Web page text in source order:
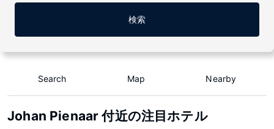
検索
Search Map Nearby
Johan Pienaar 付近の注目ホテル